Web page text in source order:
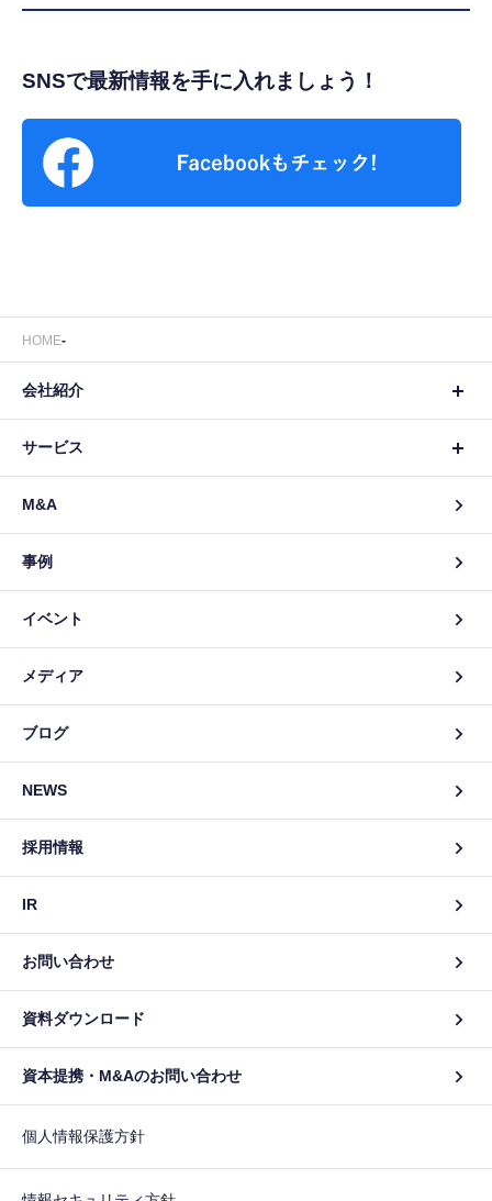
SNSで最新情報を手に入れましょう！
HOME
会社紹介
サービス
M&A
事例
イベント
メディア
ブログ
NEWS
採用情報
IR
お問い合わせ
資料ダウンロード
資本提携・M&Aのお問い合わせ
個人情報保護方針